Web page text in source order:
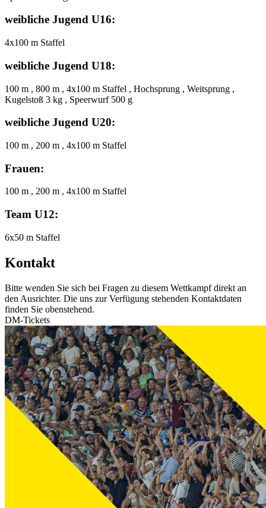
weibliche Jugend U16:
4x100 m Staffel
weibliche Jugend U18:
100 m , 800 m , 4x100 m Staffel , Hochsprung , Weitsprung ,
Kugelstoß 3 kg , Speerwurf 500 g
weibliche Jugend U20:
100 m , 200 m , 4x100 m Staffel
Frauen:
100 m , 200 m , 4x100 m Staffel
Team U12:
6x50 m Staffel
Kontakt
Bitte wenden Sie sich bei Fragen zu diesem Wettkampf direkt an
den Ausrichter. Die uns zur Verfügung stehenden Kontaktdaten
finden Sie obenstehend.
DM-Tickets